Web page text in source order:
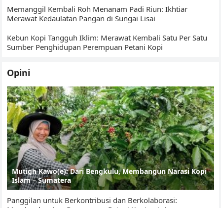
Memanggil Kembali Roh Menanam Padi Riun: Ikhtiar
Merawat Kedaulatan Pangan di Sungai Lisai
Kebun Kopi Tangguh Iklim: Merawat Kembali Satu Per Satu
Sumber Penghidupan Perempuan Petani Kopi
Opini
Mutigh Kawo(e): Dari Bengkulu, Membangun Narasi Kopi
Islam – Sumatera
Panggilan untuk Berkontribusi dan Berkolaborasi: